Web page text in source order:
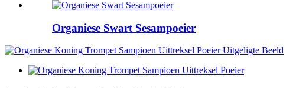
Organiese Swart Sesampoeier